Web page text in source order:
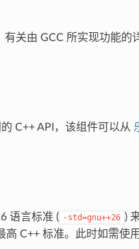
关由 GCC 所实现功能的
C++ API，该组件可以从
语言标准 ( -std=gnu++26 )
C++ 标准。此时如需使